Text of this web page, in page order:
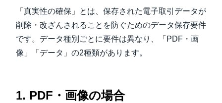
「真実性の確保」とは、保存された電子取引データが
削除・改ざんされることを防ぐためのデータ保存要件
です。データ種別ごとに要件は異なり、「PDF・画
像」「データ」の2種類があります。
1. PDF・画像の場合